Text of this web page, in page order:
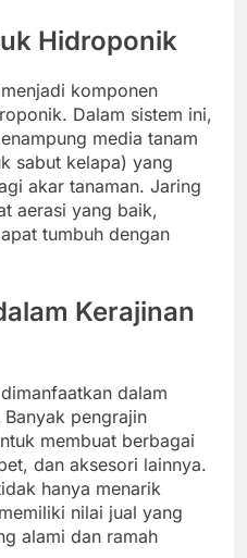
Hidroponik
komponen
Dalam sistem ini,
media tanam
sabut kelapa) yang
akar tanaman. Jaring
aerasi yang baik,
tumbuh dengan
Kerajinan
dalam
pengrajin
membuat berbagai
dan aksesori lainnya.
hanya menarik
nilai jual yang
alami dan ramah